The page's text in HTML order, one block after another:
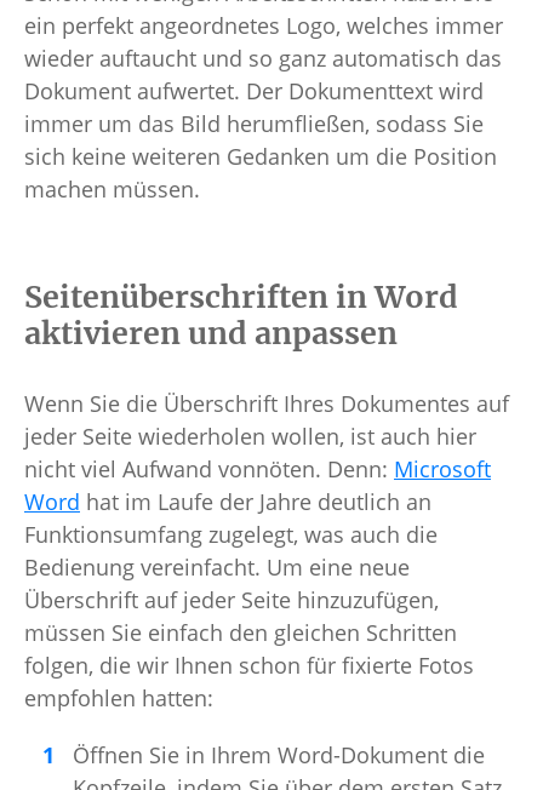
ein perfekt angeordnetes Logo, welches immer
wieder auftaucht und so ganz automatisch das
Dokument aufwertet. Der Dokumenttext wird
immer um das Bild herumfließen, sodass Sie
sich keine weiteren Gedanken um die Position
machen müssen.
Seitenüberschriften in Word
aktivieren und anpassen
Wenn Sie die Überschrift Ihres Dokumentes auf
jeder Seite wiederholen wollen, ist auch hier
nicht viel Aufwand vonnöten. Denn: Microsoft
Word hat im Laufe der Jahre deutlich an
Funktionsumfang zugelegt, was auch die
Bedienung vereinfacht. Um eine neue
Überschrift auf jeder Seite hinzuzufügen,
müssen Sie einfach den gleichen Schritten
folgen, die wir Ihnen schon für fixierte Fotos
empfohlen hatten:
Öffnen Sie in Ihrem Word-Dokument die